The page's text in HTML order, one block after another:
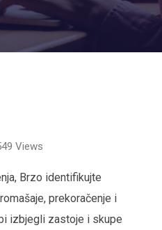
Views
Brzo identifikujte
prekoračenje i
izbjegli zastoje i skupe